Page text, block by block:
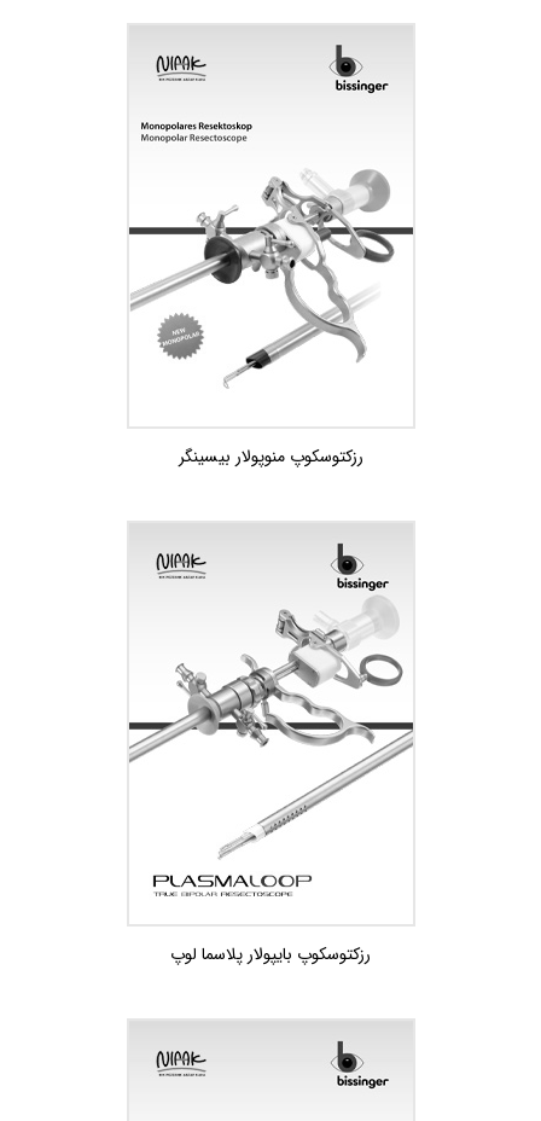
رزکتوسکوپ منوپولار بيسينگر
رزکتوسکوپ بايپولار پلاسما لوپ